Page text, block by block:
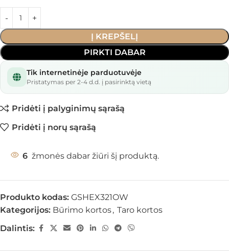
Į KREPŠELĮ
PIRKTI DABAR
Tik internetinėje parduotuvėje
Pristatymas per 2-4 d.d. į pasirinktą vietą
Pridėti į palyginimų sąrašą
Pridėti į norų sąrašą
6 žmonės dabar žiūri šį produktą.
Produkto kodas: GSHEX321OW
Kategorijos: Būrimo kortos, Taro kortos
Dalintis: